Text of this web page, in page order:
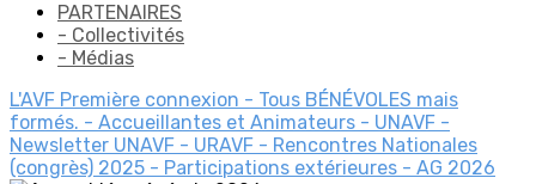
PARTENAIRES
- Collectivités
- Médias
L'AVF Première connexion - Tous BÉNÉVOLES mais
formés. - Accueillantes et Animateurs - UNAVF -
Newsletter UNAVF - URAVF - Rencontres Nationales
(congrès) 2025 - Participations extérieures - AG 2026